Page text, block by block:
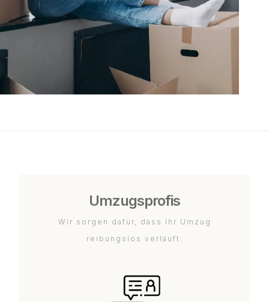
Umzugsprofis
Wir sorgen dafür, dass Ihr Umzug
reibungslos verläuft.